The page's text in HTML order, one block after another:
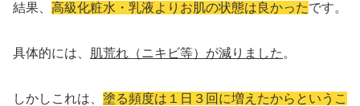
結果、 高級化粧水・乳液よりお肌の状態は良かったです。
具体的には、 肌荒れ（ニキビ等）が減りました 。
しかしこれは、 塗る頻度は１日３回に増えたからというこ